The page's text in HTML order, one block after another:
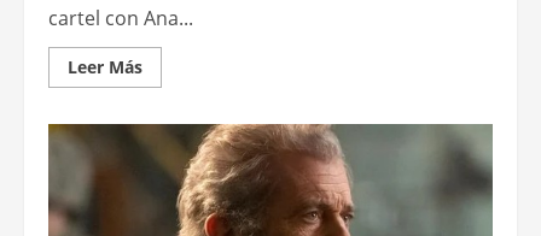
cartel con Ana...
Leer MásLeer
más
Cena
Jason
Momoa